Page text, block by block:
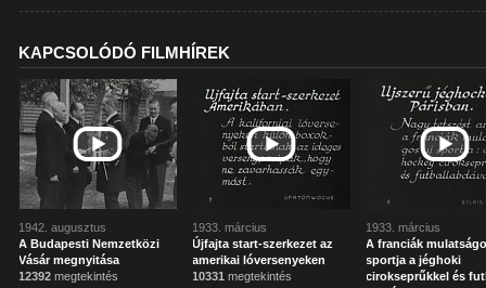
KAPCSOLÓDÓ FILMHÍREK
1942. augusztus
A Budapesti Nemzetközi
Vásár megnyitása
12392 megtekintés
1933. március
Újfajta start-szerkezet az
amerikai lóversenyeken
10331 megtekintés
1933. március
A franciák
sportja a jéghoki
cirokseprűkkel és